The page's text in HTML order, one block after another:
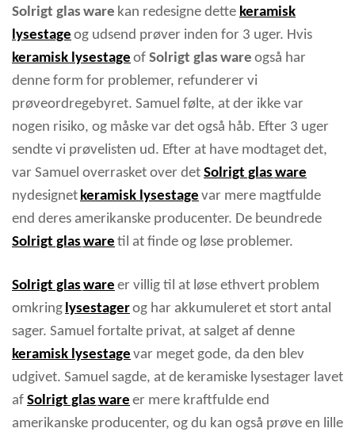
Solrigt glas ware kan redesigne dette keramisk
lysestage og udsend prøver inden for 3 uger. Hvis
keramisk lysestage of Solrigt glas ware også har
denne form for problemer, refunderer vi
prøveordregebyret. Samuel følte, at der ikke var
nogen risiko, og måske var det også håb. Efter 3 uger
sendte vi prøvelisten ud. Efter at have modtaget det,
var Samuel overrasket over det Solrigt glas ware
nydesignet keramisk lysestage var mere magtfulde
end deres amerikanske producenter. De beundrede
Solrigt glas ware til at finde og løse problemer.
Solrigt glas ware er villig til at løse ethvert problem
omkring lysestagerog har akkumuleret et stort antal
sager. Samuel fortalte privat, at salget af denne
keramisk lysestage var meget gode, da den blev
udgivet. Samuel sagde, at de keramiske lysestager lavet
af Solrigt glas ware er mere kraftfulde end
amerikanske producenter, og du kan også prøve en lille